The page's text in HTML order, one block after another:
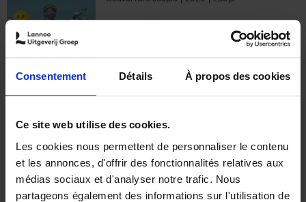
Consentement Détails À propos des cookies
Ce site web utilise des cookies.
Les cookies nous permettent de personnaliser le contenu
et les annonces, d'offrir des fonctionnalités relatives aux
médias sociaux et d'analyser notre trafic. Nous
partageons également des informations sur l'utilisation de
€37,50
Building Bonds = Building
Business
Jochen Roef Jozefien De Feyter
Carolien Boom
Couverture souple
2025 200